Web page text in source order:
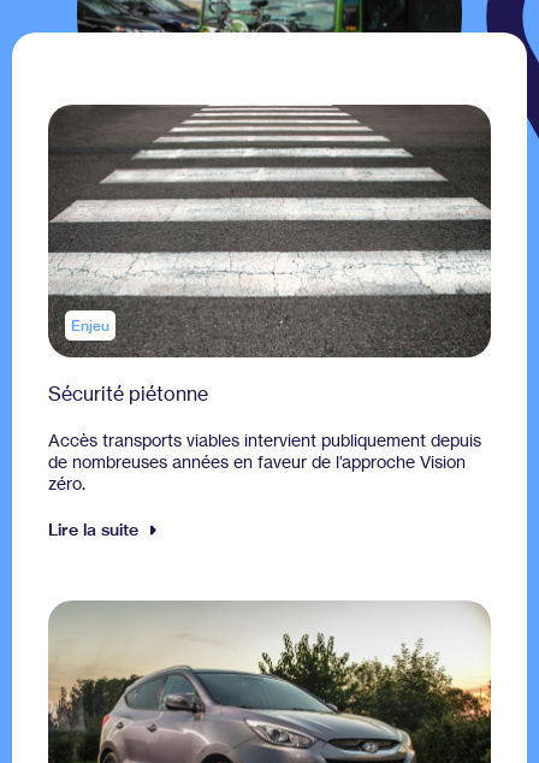
Enjeu
Sécurité piétonne
Accès transports viables intervient publiquement depuis
de nombreuses années en faveur de l’approche Vision
zéro.
Lire la suite